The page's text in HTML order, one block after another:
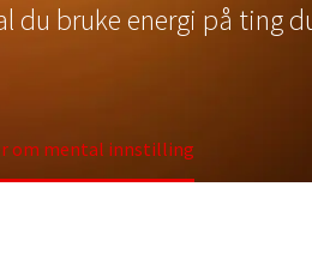
du bruke energi på ting
om mental innstilling